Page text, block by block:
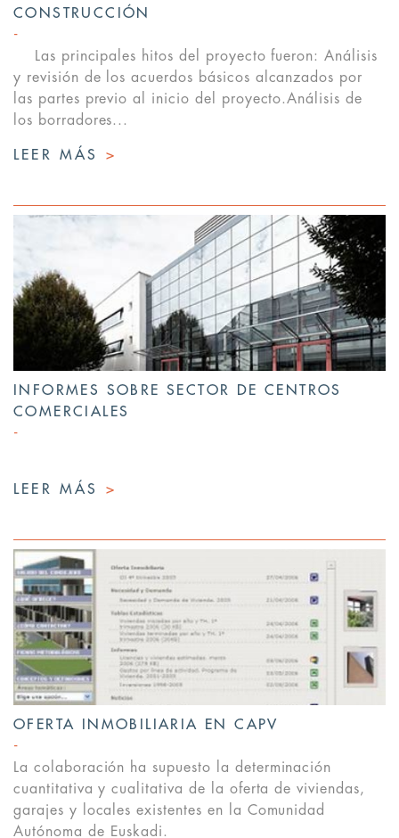
CONSTRUCCIÓN
Las principales hitos del proyecto fueron: Análisis
y revisión de los acuerdos básicos alcanzados por
las partes previo al inicio del proyecto.Análisis de
los borradores...
LEER MÁS >
INFORMES SOBRE SECTOR DE CENTROS
COMERCIALES
LEER MÁS >
OFERTA INMOBILIARIA EN CAPV
La colaboración ha supuesto la determinación
cuantitativa y cualitativa de la oferta de viviendas,
garajes y locales existentes en la Comunidad
Autónoma de Euskadi.